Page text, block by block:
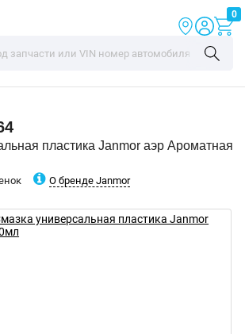
0
пластика Janmor аэр Ароматная
О бренде Janmor